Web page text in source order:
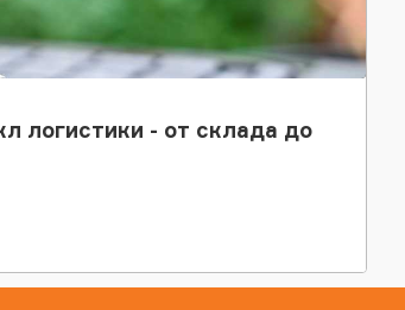
логистики - от склада до